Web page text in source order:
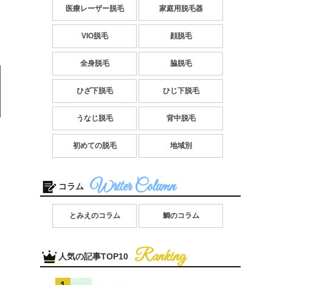
医療レーザー脱毛 家庭用脱毛器
VIO脱毛 顔脱毛
全身脱毛 脇脱毛
ひざ下脱毛 ひじ下脱毛
うなじ脱毛 背中脱毛
初めての脱毛 地域別
コラム
とみえのコラム 鯛のコラム
人気の記事TOP10